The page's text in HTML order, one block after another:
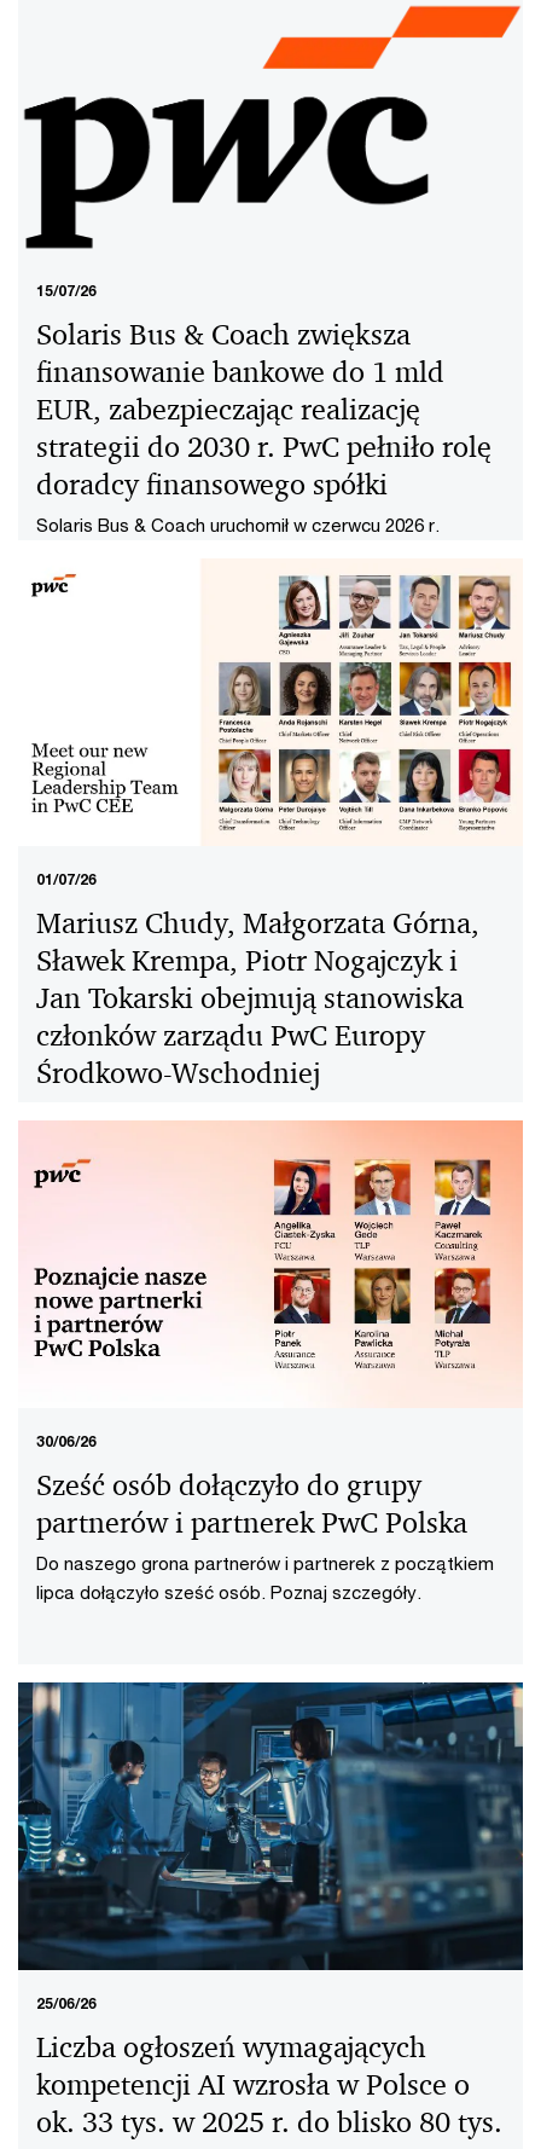
Uzbekistanu. Był także wyraźny wzrost aktywności w
Polsce w drugim kwartale, podczas którego na
głównym rynku GPW zadebiutowały 4 spółki. Tuż po
zamknięciu pierwszego półrocza do spółek notowanych
na rynku regulowanym dołączył ROBYG.
15/07/26
Solaris Bus & Coach zwiększa
finansowanie bankowe do 1 mld
EUR, zabezpieczając realizację
strategii do 2030 r. PwC pełniło rolę
doradcy finansowego spółki
Solaris Bus & Coach uruchomił w czerwcu 2026 r.
gwarancyjnych udzielonych przez konsorcjum banków
do łącznej kwoty 1 mld EUR. Nowa struktura
finansowania umożliwia spółce zabezpieczenie potrzeb
finansowych i gwarancyjnych w całym cyklu
strategicznym do 2030 r. oraz wspiera dalszy rozwój
działalności na europejskim rynku zrównoważonego
transportu.
01/07/26
Mariusz Chudy, Małgorzata Górna,
Sławek Krempa, Piotr Nogajczyk i
Jan Tokarski obejmują stanowiska
członków zarządu PwC Europy
Środkowo-Wschodniej
30/06/26
Sześć osób dołączyło do grupy
partnerów i partnerek PwC Polska
Do naszego grona partnerów i partnerek z początkiem
lipca dołączyło sześć osób. Poznaj szczegóły.
25/06/26
Liczba ogłoszeń wymagających
kompetencji AI wzrosła w Polsce o
ok. 33 tys. w 2025 r. do blisko 80 tys.